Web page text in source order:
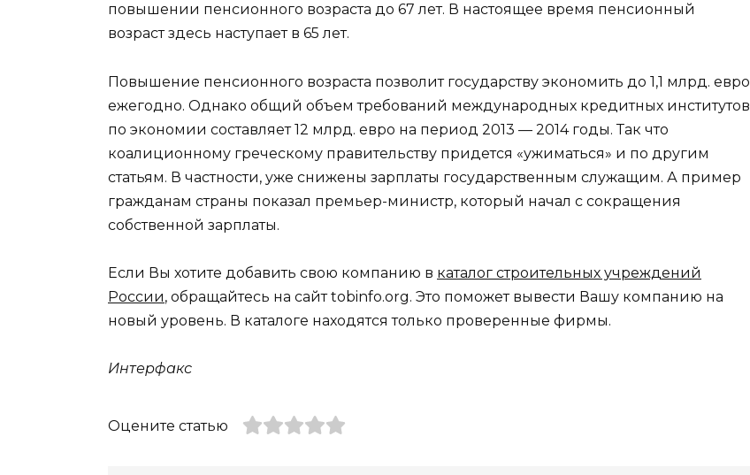
повышении пенсионного возраста до 67 лет. В настоящее время пенсионный
возраст здесь наступает в 65 лет.
Повышение пенсионного возраста позволит государству экономить до 1,1 млрд. евро
ежегодно. Однако общий объем требований международных кредитных институтов
по экономии составляет 12 млрд. евро на период 2013 — 2014 годы. Так что
коалиционному греческому правительству придется «ужиматься» и по другим
статьям. В частности, уже снижены зарплаты государственным служащим. А пример
гражданам страны показал премьер-министр, который начал с сокращения
собственной зарплаты.
Если Вы хотите добавить свою компанию в каталог строительных учреждений
России, обращайтесь на сайт tobinfo.org. Это поможет вывести Вашу компанию на
новый уровень. В каталоге находятся только проверенные фирмы.
Интерфакс
Оцените статью